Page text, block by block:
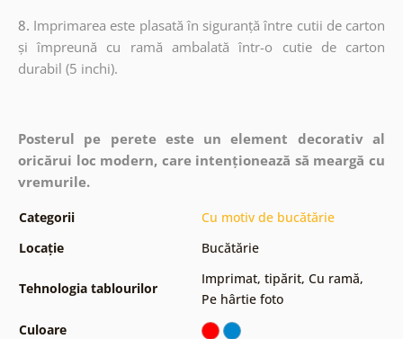
8. Imprimarea este plasată în siguranță între cutii de carton
și împreună cu ramă ambalată într-o cutie de carton
durabil (5 inchi).
Posterul pe perete este un element decorativ al
oricărui loc modern, care intenționează să meargă cu
vremurile.
Categorii
Cu motiv de bucătărie
Locație
Bucătărie
Tehnologia tablourilor
Imprimat, tipărit, Cu ramă,
Pe hârtie foto
Culoare